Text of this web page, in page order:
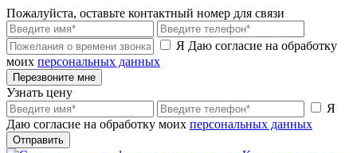
Пожалуйста, оставьте контактный номер для связи
Я Даю согласие на обработку
моих персональных данных
Перезвоните мне
Узнать цену
Я
Даю согласие на обработку моих персональных данных
Отправить